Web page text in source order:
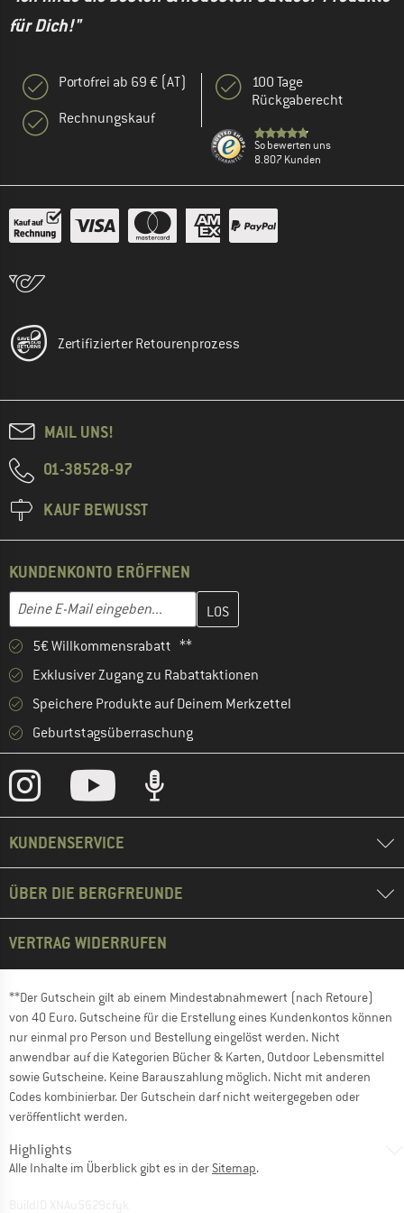
für Dich!"
Portofrei ab 69 € (AT)
Rechnungskauf
100 Tage
Rückgaberecht
So bewerten uns
8.807 Kunden
Zertifizierter Retourenprozess
MAIL UNS!
01-38528-97
KAUF BEWUSST
KUNDENKONTO ERÖFFNEN
E-Mail-Adresse
Gib hier deine E-Mail-Adresse ein und erstelle im nächsten
5€ Willkommensrabatt **
Exklusiver Zugang zu Rabattaktionen
Speichere Produkte auf Deinem Merkzettel
Geburtstagsüberraschung
KUNDENSERVICE
ÜBER DIE BERGFREUNDE
VERTRAG WIDERRUFEN
**Der Gutschein gilt ab einem Mindestabnahmewert (nach Retoure)
von 40 Euro. Gutscheine für die Erstellung eines Kundenkontos können
nur einmal pro Person und Bestellung eingelöst werden. Nicht
anwendbar auf die Kategorien Bücher & Karten, Outdoor Lebensmittel
sowie Gutscheine. Keine Barauszahlung möglich. Nicht mit anderen
Codes kombinierbar. Der Gutschein darf nicht weitergegeben oder
veröffentlicht werden.
Highlights
Alle Inhalte im Überblick gibt es in der Sitemap.